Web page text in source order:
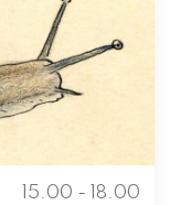
15.00 - 18.00